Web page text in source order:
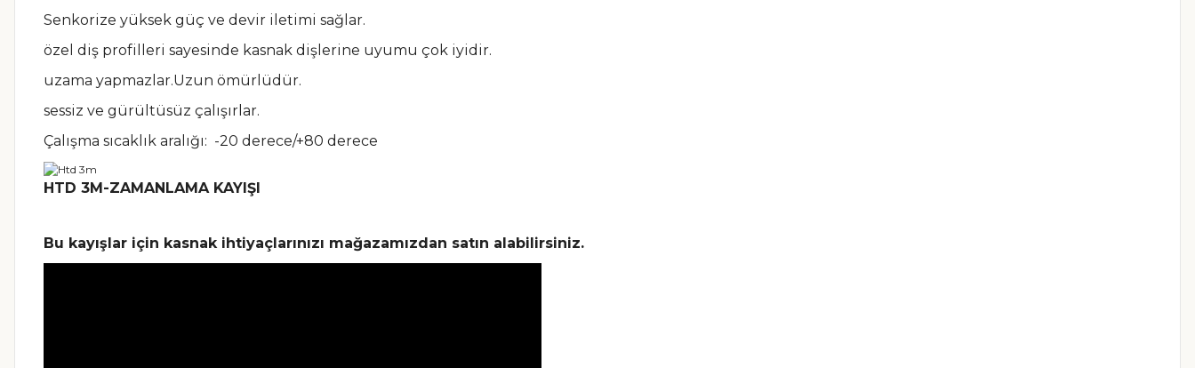
Senkorize yüksek güç ve devir iletimi sağlar.
özel diş profilleri sayesinde kasnak dişlerine uyumu çok iyidir.
uzama yapmazlar.Uzun ömürlüdür.
sessiz ve gürültüsüz çalışırlar.
Çalışma sıcaklık aralığı: -20 derece/+80 derece
HTD 3M-ZAMANLAMA KAYIŞI
Bu kayışlar için kasnak ihtiyaçlarınızı mağazamızdan satın alabilirsiniz.